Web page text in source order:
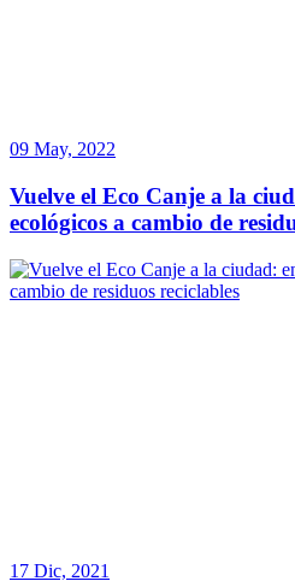
09 May, 2022
Vuelve el Eco Canje a la
ecológicos a cambio de
17 Dic, 2021